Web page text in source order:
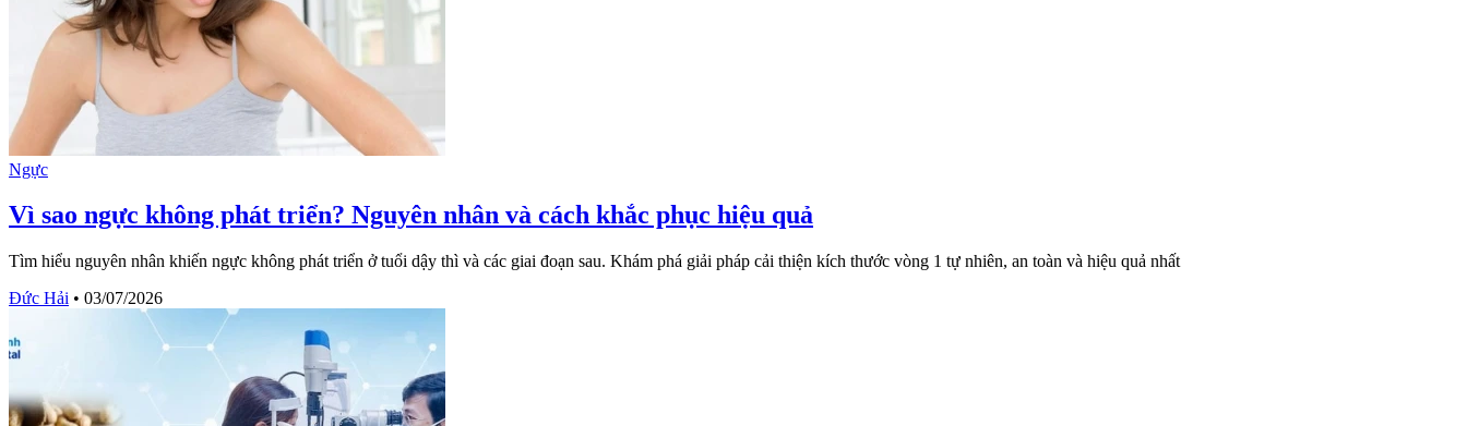
Ngực
Vì sao ngực không phát triển? Nguyên nhân và cách khắc phục hiệu quả
Tìm hiểu nguyên nhân khiến ngực không phát triển ở tuổi dậy thì và các giai đoạn sau. Khám phá giải pháp cải thiện kích thước vòng 1 tự nhiên, an toàn và hiệu quả nhất
Đức Hải • 03/07/2026